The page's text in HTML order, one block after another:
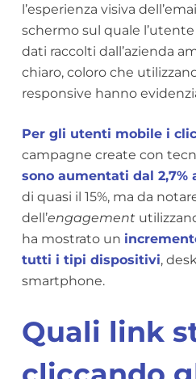
l’esperienza visiva
schermo sul quale l’utente
dati raccolti dall’azienda
chiaro, coloro che
responsive hanno
Per gli utenti mobile i
campagne create con
sono aumentati dal 2,7%
di quasi il 15%, ma da
dell’engagement
ha mostrato un
tutti i tipi dispositivi,
smartphone.
Quali link